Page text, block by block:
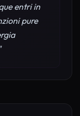
entri in
pure